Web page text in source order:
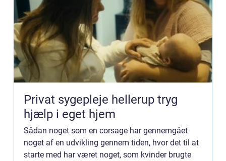
Privat sygepleje hellerup tryg
hjælp i eget hjem
Sådan noget som en corsage har gennemgået
noget af en udvikling gennem tiden, hvor det til at
starte med har været noget, som kvinder brugte